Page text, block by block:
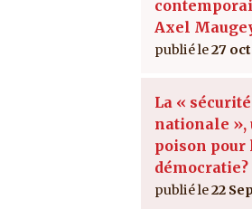
Axel
27
La « sécurité
nationale »,
poison pour
démocratie?
22